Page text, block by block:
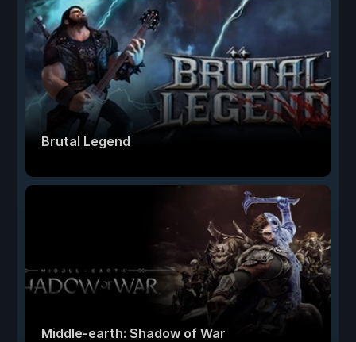
Brutal Legend
Middle-earth: Shadow of War